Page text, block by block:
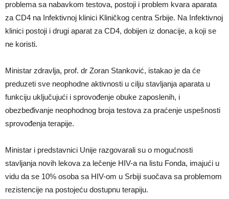
problema sa nabavkom testova, postoji i problem kvara aparata
za CD4 na Infektivnoj klinici Kliničkog centra Srbije. Na Infektivnoj
klinici postoji i drugi aparat za CD4, dobijen iz donacije, a koji se
ne koristi.
Ministar zdravlja, prof. dr Zoran Stanković, istakao je da će
preduzeti sve neophodne aktivnosti u cilju stavljanja aparata u
funkciju uključujući i sprovođenje obuke zaposlenih, i
obezbeđivanje neophodnog broja testova za praćenje uspešnosti
sprovođenja terapije.
Ministar i predstavnici Unije razgovarali su o mogućnosti
stavljanja novih lekova za lečenje HIV-a na listu Fonda, imajući u
vidu da se 10% osoba sa HIV-om u Srbiji suočava sa problemom
rezistencije na postojeću dostupnu terapiju.